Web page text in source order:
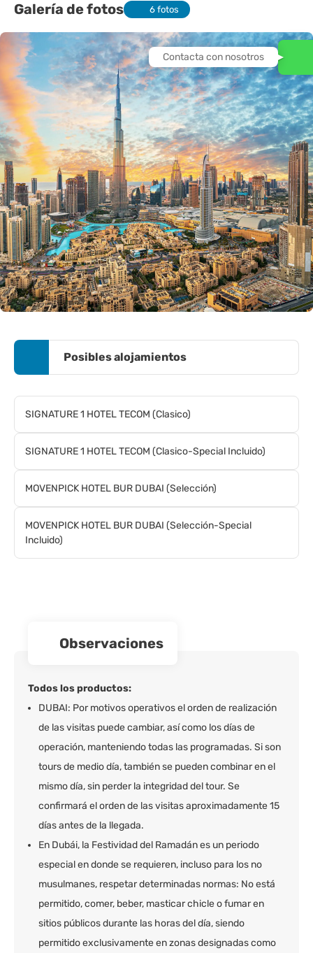
Galería de fotos 6 fotos
Posibles alojamientos
SIGNATURE 1 HOTEL TECOM (Clasico)
SIGNATURE 1 HOTEL TECOM (Clasico-Special Incluido)
MOVENPICK HOTEL BUR DUBAI (Selección)
MOVENPICK HOTEL BUR DUBAI (Selección-Special
Incluido)
observaciones
Todos los productos:
DUBAI: Por motivos operativos el orden de realización
de las visitas puede cambiar, así como los días de
operación, manteniendo todas las programadas. Si son
tours de medio día, también se pueden combinar en el
mismo día, sin perder la integridad del tour. Se
confirmará el orden de las visitas aproximadamente 15
días antes de la llegada.
En Dubái, la Festividad del Ramadán es un periodo
especial en donde se requieren, incluso para los no
musulmanes, respetar determinadas normas: No está
permitido, comer, beber, masticar chicle o fumar en
sitios públicos durante las horas del día, siendo
permitido exclusivamente en zonas designadas como
Contacta con nosotros